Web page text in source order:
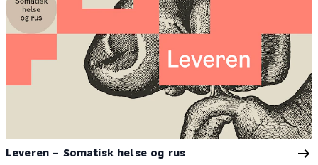
Leveren – Somatisk helse og rus